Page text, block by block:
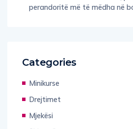
perandoritë më të mëdha në
Categories
Minikurse
Drejtimet
Mjekësi